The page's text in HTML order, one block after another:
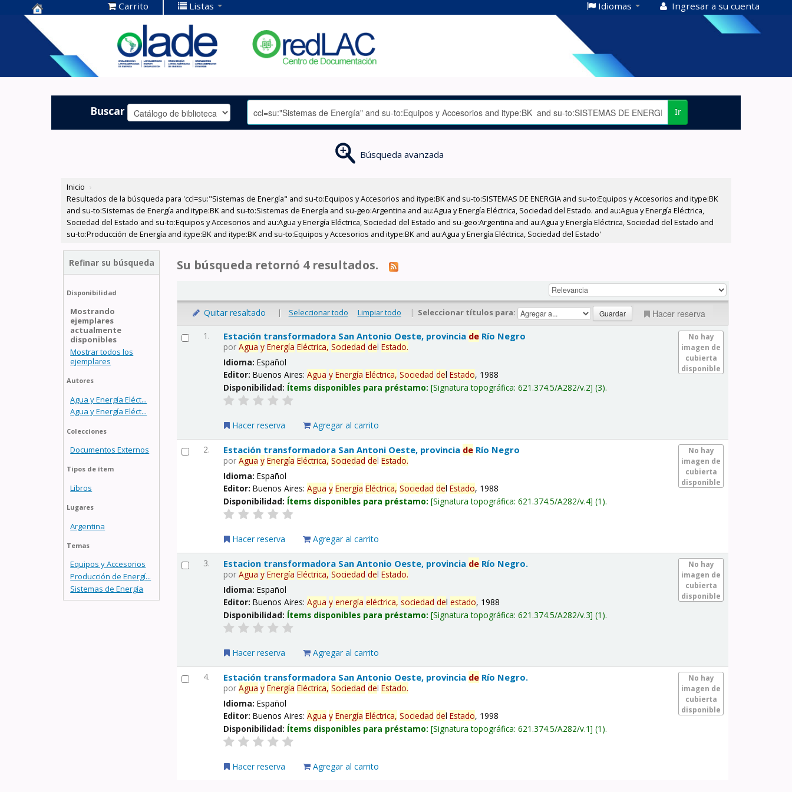
Centro de
Documentación
OLADE -
Carrito Listas Idiomas Ingresar a su cuenta
Buscar Ir
Búsqueda avanzada
Inicio ›
Resultados de la búsqueda para 'ccl=su:"Sistemas de Energía" and su-to:Equipos y Accesorios and itype:BK and su-to:SISTEMAS DE ENERGIA and su-to:Equipos y Accesorios and itype:BK
and su-to:Sistemas de Energía and itype:BK and su-to:Sistemas de Energía and su-geo:Argentina and au:Agua y Energía Eléctrica, Sociedad del Estado. and au:Agua y Energía Eléctrica,
Sociedad del Estado and su-to:Equipos y Accesorios and au:Agua y Energía Eléctrica, Sociedad del Estado and su-geo:Argentina and au:Agua y Energía Eléctrica, Sociedad del Estado and
su-to:Producción de Energía and itype:BK and itype:BK and su-to:Equipos y Accesorios and itype:BK and au:Agua y Energía Eléctrica, Sociedad del Estado'
Refinar su búsqueda
Disponibilidad
Mostrando
ejemplares
actualmente
disponibles
Mostrar todos los
ejemplares
Autores
Agua y Energía Eléct...
Agua y Energía Eléct...
Colecciones
Documentos Externos
Tipos de ítem
Libros
Lugares
Argentina
Temas
Equipos y Accesorios
Producción de Energí...
Sistemas de Energía
Su búsqueda retornó 4 resultados.
Quitar resaltado | Seleccionar todo Limpiar todo | Seleccionar títulos para: Hacer reserva
1.
No hay
imagen de
cubierta
disponible
Estación transformadora San Antonio Oeste, provincia de Río Negro
porAgua y Energía Eléctrica, Sociedad delEstado.
Idioma:Español
Editor:Buenos Aires:Agua y Energía Eléctrica, Sociedad delEstado, 1988
Disponibilidad: Ítems disponibles para préstamo: Signatura topográfica:621.374.5/A282/v.2 (3).
Hacer reserva Agregar al carrito
2.
No hay
imagen de
cubierta
disponible
Estación transformadora San Antoni Oeste, provincia de Río Negro
porAgua y Energía Eléctrica, Sociedad delEstado.
Idioma:Español
Editor:Buenos Aires:Agua y Energía Eléctrica, Sociedad delEstado, 1988
Disponibilidad: Ítems disponibles para préstamo: Signatura topográfica:621.374.5/A282/v.4 (1).
Hacer reserva Agregar al carrito
3.
No hay
imagen de
cubierta
disponible
Estacion transformadora San Antonio Oeste, provincia de Río Negro.
porAgua y Energía Eléctrica, Sociedad delEstado.
Idioma:Español
Editor:Buenos Aires:Agua y energía eléctrica, sociedad delestado, 1988
Disponibilidad: Ítems disponibles para préstamo: Signatura topográfica:621.374.5/A282/v.3 (1).
Hacer reserva Agregar al carrito
4.
No hay
imagen de
cubierta
disponible
Estación transformadora San Antonio Oeste, provincia de Río Negro.
porAgua y Energía Eléctrica, Sociedad delEstado.
Idioma:Español
Editor:Buenos Aires:Agua y Energía Eléctrica, Sociedad delEstado, 1998
Disponibilidad: Ítems disponibles para préstamo: Signatura topográfica:621.374.5/A282/v.1 (1).
Hacer reserva Agregar al carrito